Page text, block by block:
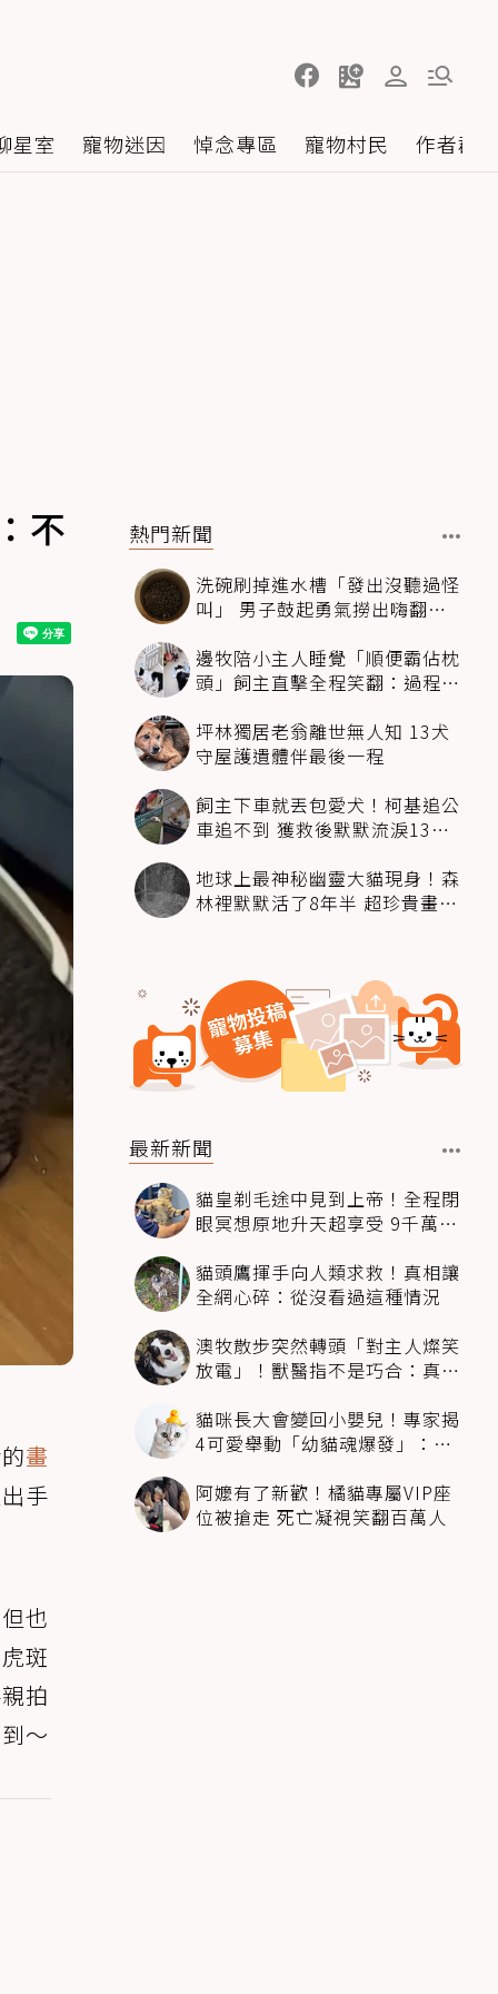
星室 寵物迷因 悼念專區 寵物村民 作者群
不
畫
手
也
斑
拍
～
熱門新聞
洗碗刷掉進水槽「發出沒聽過怪
叫」 男子鼓起勇氣撈出嗨翻：
邊牧陪小主人睡覺「順便霸佔枕
頭」飼主直擊全程笑翻：過程絲
坪林獨居老翁離世無人知 13犬
守屋護遺體伴最後一程
飼主下車就丟包愛犬！柯基追公
車追不到 獲救後默默流淚13萬
地球上最神秘幽靈大貓現身！森
林裡默默活了8年半 超珍貴畫面
最新新聞
貓皇剃毛途中見到上帝！全程閉
眼冥想原地升天超享受 9千萬人
貓頭鷹揮手向人類求救！真相讓
全網心碎：從沒看過這種情況
澳牧散步突然轉頭「對主人燦笑
放電」！獸醫指不是巧合：真相
貓咪長大會變回小嬰兒！專家揭
4可愛舉動「幼貓魂爆發」：本
阿嬤有了新歡！橘貓專屬VIP座
位被搶走 死亡凝視笑翻百萬人